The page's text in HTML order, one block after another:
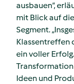
ausbauen“,
mit Blick auf
Segment.
Klassentreffen
ein voller
Ideen und